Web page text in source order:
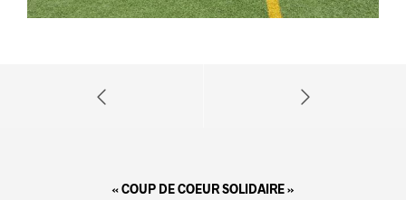
« COUP DE COEUR SOLIDAIRE »